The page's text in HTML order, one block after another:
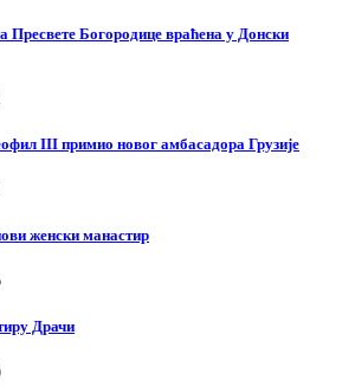
Пресвете Богородице враћена у Донски
III примио новог амбасадора Грузије
женски манастир
Драчи